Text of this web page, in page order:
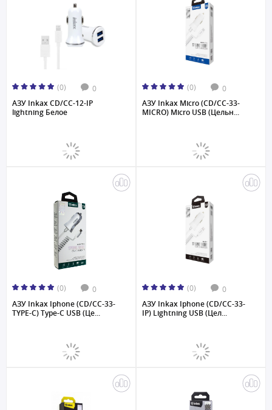
(0) 0
АЗУ Inkax CD/CC-12-IP
lightning Белое
(0) 0
АЗУ Inkax Micro (CD/CC-33-
MICRO) Micro USB (Цельн...
(0) 0
АЗУ Inkax Iphone (CD/CC-33-
TYPE-C) Type-C USB (Це...
(0) 0
АЗУ Inkax Iphone (CD/CC-33-
IP) Lightning USB (Цел...